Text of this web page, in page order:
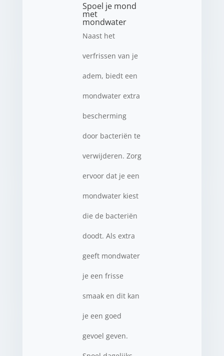
Spoel je mond
met
mondwater
Naast het
verfrissen van je
adem, biedt een
mondwater extra
bescherming
door bacteriën te
verwijderen. Zorg
ervoor dat je een
mondwater kiest
die de bacteriën
doodt. Als extra
geeft mondwater
je een frisse
smaak en dit kan
je een goed
gevoel geven.